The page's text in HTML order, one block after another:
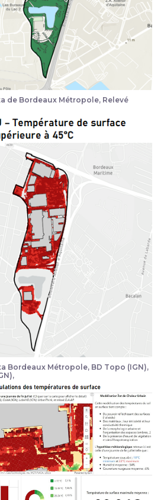
de Bordeaux Métropole, Relevé
Bordeaux Métropole, BD Topo (IGN),